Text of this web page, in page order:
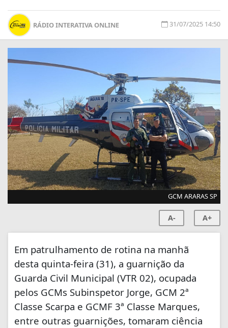
RÁDIO INTERATIVA ONLINE 31/07/2025 14:50
GCM ARARAS SP
A- A+
Em patrulhamento de rotina na manhã
desta quinta-feira (31), a guarnição da
Guarda Civil Municipal (VTR 02), ocupada
pelos GCMs Subinspetor Jorge, GCM 2ª
Classe Scarpa e GCMF 3ª Classe Marques,
entre outras guarnições, tomaram ciência